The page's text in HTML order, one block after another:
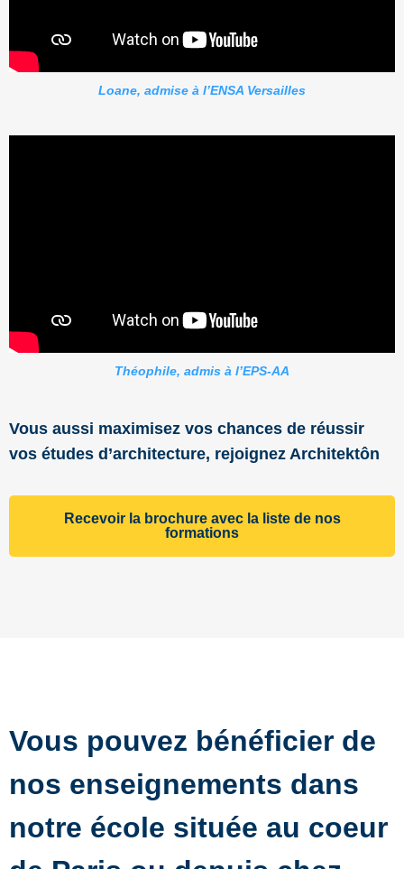
Loane, admise à l’ENSA Versailles
Théophile, admis à l’EPS-AA
Vous aussi maximisez vos chances de réussir
vos études d’architecture, rejoignez Architektôn
Recevoir la brochure avec la liste de nos
formations
Vous pouvez bénéficier de
nos enseignements dans
notre école située au coeur